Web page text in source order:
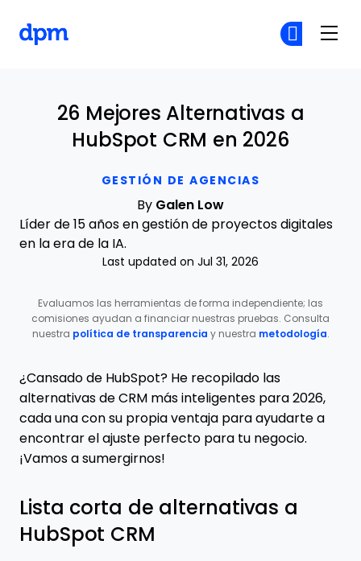
GESTIÓN DE AGENCIAS
26 Mejores Alternativas a
HubSpot CRM en 2026
By Galen Low
Líder de 15 años en gestión de proyectos digitales
en la era de la IA.
Last updated on Jul 31, 2026
Evaluamos las herramientas de forma independiente; las
comisiones ayudan a financiar nuestras pruebas. Consulta
nuestra política de transparencia y nuestra metodología.
¿Cansado de HubSpot? He recopilado las
alternativas de CRM más inteligentes para 2026,
cada una con su propia ventaja para ayudarte a
encontrar el ajuste perfecto para tu negocio.
¡Vamos a sumergirnos!
Lista corta de alternativas a
HubSpot CRM